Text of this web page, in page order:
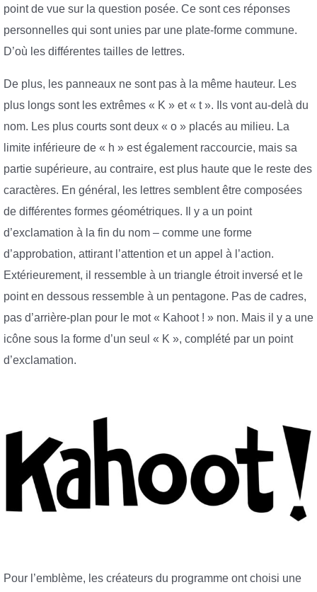
point de vue sur la question posée. Ce sont ces réponses
personnelles qui sont unies par une plate-forme commune.
D’où les différentes tailles de lettres.
De plus, les panneaux ne sont pas à la même hauteur. Les
plus longs sont les extrêmes « K » et « t ». Ils vont au-delà du
nom. Les plus courts sont deux « o » placés au milieu. La
limite inférieure de « h » est également raccourcie, mais sa
partie supérieure, au contraire, est plus haute que le reste des
caractères. En général, les lettres semblent être composées
de différentes formes géométriques. Il y a un point
d’exclamation à la fin du nom – comme une forme
d’approbation, attirant l’attention et un appel à l’action.
Extérieurement, il ressemble à un triangle étroit inversé et le
point en dessous ressemble à un pentagone. Pas de cadres,
pas d’arrière-plan pour le mot « Kahoot ! » non. Mais il y a une
icône sous la forme d’un seul « K », complété par un point
d’exclamation.
Pour l’emblème, les créateurs du programme ont choisi une